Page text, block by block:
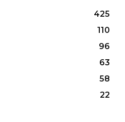
425
110
96
63
58
22